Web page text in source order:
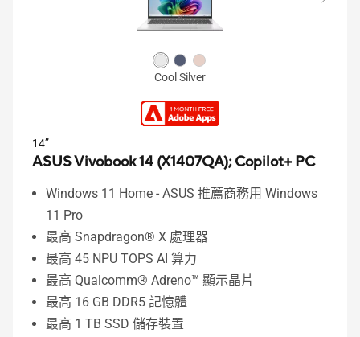
Cool Silver
14”
ASUS Vivobook 14 (X1407QA);Copilot+ PC
Windows 11 Home - ASUS 推薦商務用 Windows
11 Pro
最高 Snapdragon® X 處理器
最高 45 NPU TOPS AI 算力
最高 Qualcomm® Adreno™ 顯示晶片
最高 16 GB DDR5 記憶體
最高 1 TB SSD 儲存裝置